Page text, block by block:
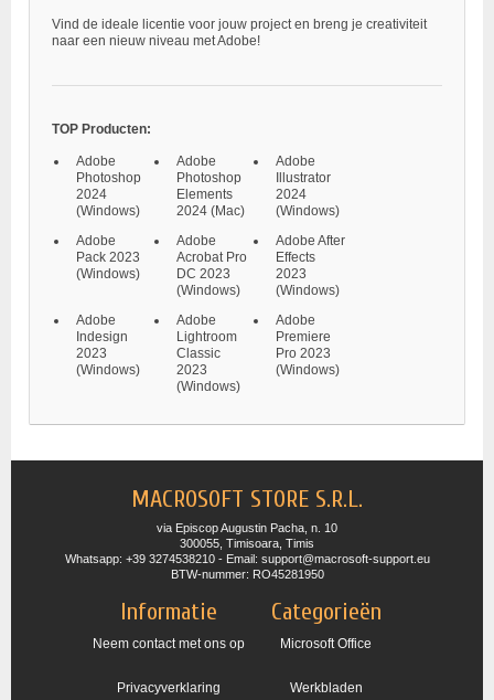
Vind de ideale licentie voor jouw project en breng je creativiteit
naar een nieuw niveau met Adobe!
TOP Producten:
Adobe
Photoshop
2024
(Windows)
Adobe
Photoshop
Elements
2024 (Mac)
Adobe
Illustrator
2024
(Windows)
Adobe
Pack 2023
(Windows)
Adobe
Acrobat Pro
DC 2023
(Windows)
Adobe After
Effects
2023
(Windows)
Adobe
Indesign
2023
(Windows)
Adobe
Lightroom
Classic
2023
(Windows)
Adobe
Premiere
Pro 2023
(Windows)
MACROSOFT STORE S.R.L.
via Episcop Augustin Pacha, n. 10
300055, Timisoara, Timis
Whatsapp: +39 3274538210 - Email: support@macrosoft-support.eu
BTW-nummer: RO45281950
Informatie
Neem contact met ons op
Privacyverklaring
Categorieën
Microsoft Office
Werkbladen